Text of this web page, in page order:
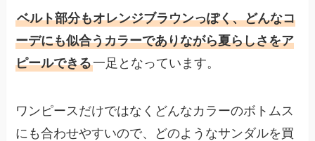
ベルト部分もオレンジブラウンっぽく、どんなコ
ーデにも似合うカラーでありながら夏らしさをア
ピールできる一足となっています。
ワンピースだけではなくどんなカラーのボトムス
にも合わせやすいので、どのようなサンダルを買